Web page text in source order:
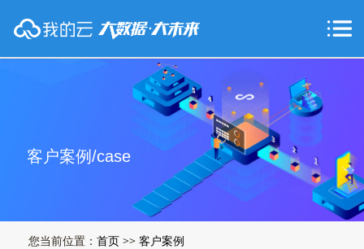
客户案例/case
您当前位置： 首页 >> 客户案例